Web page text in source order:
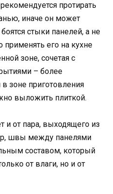
протирать
иначе он может
стыки панелей, а не
его на кухне
зоне, сочетая с
– более
зоне приготовления
выложить плиткой.
и от пара, выходящего из
швы между панелями
составом, который
от влаги, но и от